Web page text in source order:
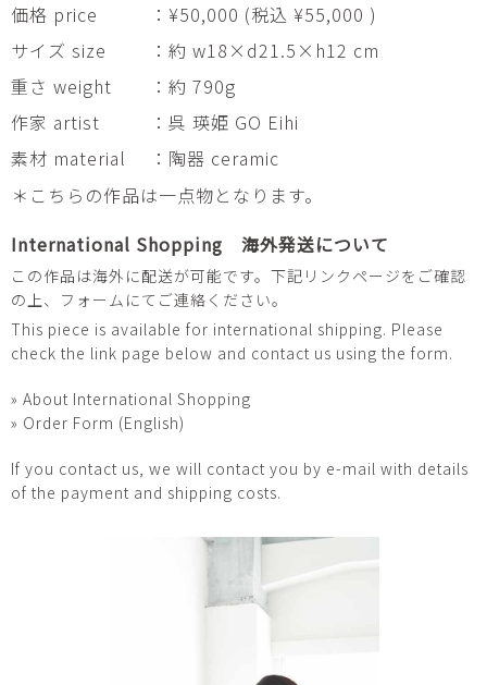
価格 price
：¥50,000 (税込 ¥55,000 )
サイズ size
：約 w18×d21.5×h12 cm
重さ weight
：約 790g
作家 artist
：呉 瑛姫 GO Eihi
素材 material
：陶器 ceramic
＊こちらの作品は一点物となります。
International Shopping 海外発送について
この作品は海外に配送が可能です。下記リンクページをご確認
の上、フォームにてご連絡ください。
This piece is available for international shipping. Please
check the link page below and contact us using the form.
» About International Shopping
» Order Form (English)
If you contact us, we will contact you by e-mail with details
of the payment and shipping costs.